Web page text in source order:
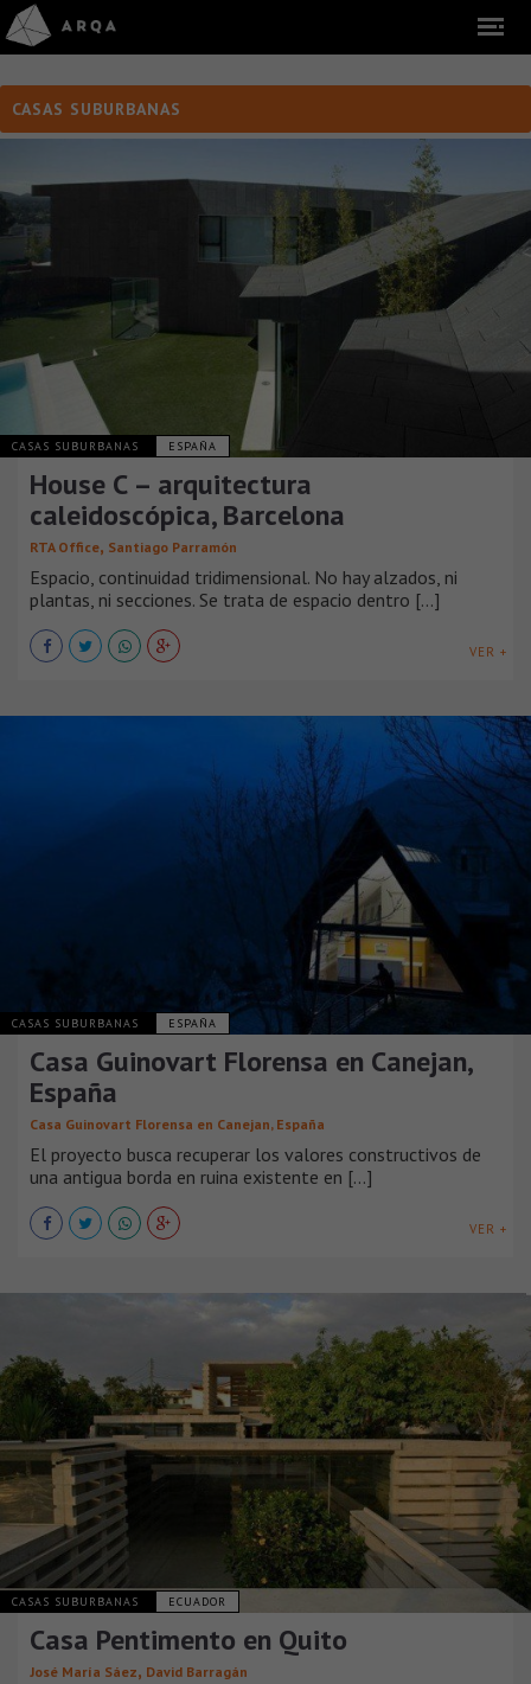
CASAS SUBURBANAS
CASAS SUBURBANAS ESPAÑA
House C – arquitectura
caleidoscópica, Barcelona
RTA Office, Santiago Parramón
Espacio, continuidad tridimensional. No hay alzados, ni
plantas, ni secciones. Se trata de espacio dentro [...]
VER +
CASAS SUBURBANAS ESPAÑA
Casa Guinovart Florensa en Canejan,
España
Casa Guinovart Florensa en Canejan, España
El proyecto busca recuperar los valores constructivos de
una antigua borda en ruina existente en [...]
VER +
CASAS SUBURBANAS ECUADOR
Casa Pentimento en Quito
José María Sáez, David Barragán